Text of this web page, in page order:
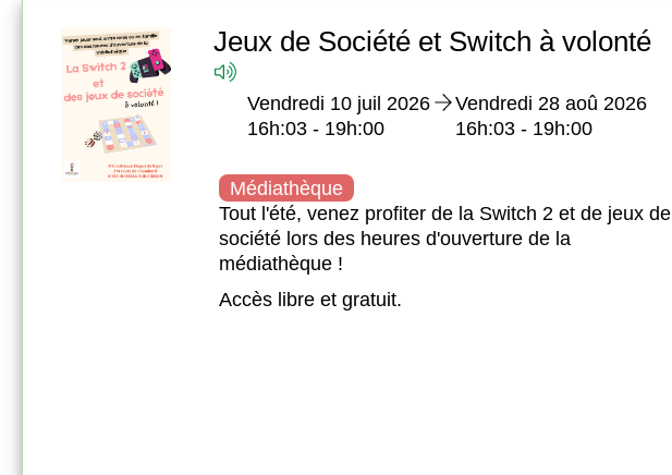
Jeux de Société et Switch à volonté
Vendredi 10 juil 2026
16h:03 - 19h:00
Vendredi 28 aoû 2026
16h:03 - 19h:00
Médiathèque
Tout l'été, venez profiter de la Switch 2 et de jeux de
société lors des heures d'ouverture de la
médiathèque !
Accès libre et gratuit.
Médiathèque De Huisseau-Sur-Cosson
02 54 20 31 95
274 Route de Chambord
41350 HUISSEAU-SUR-
COSSON